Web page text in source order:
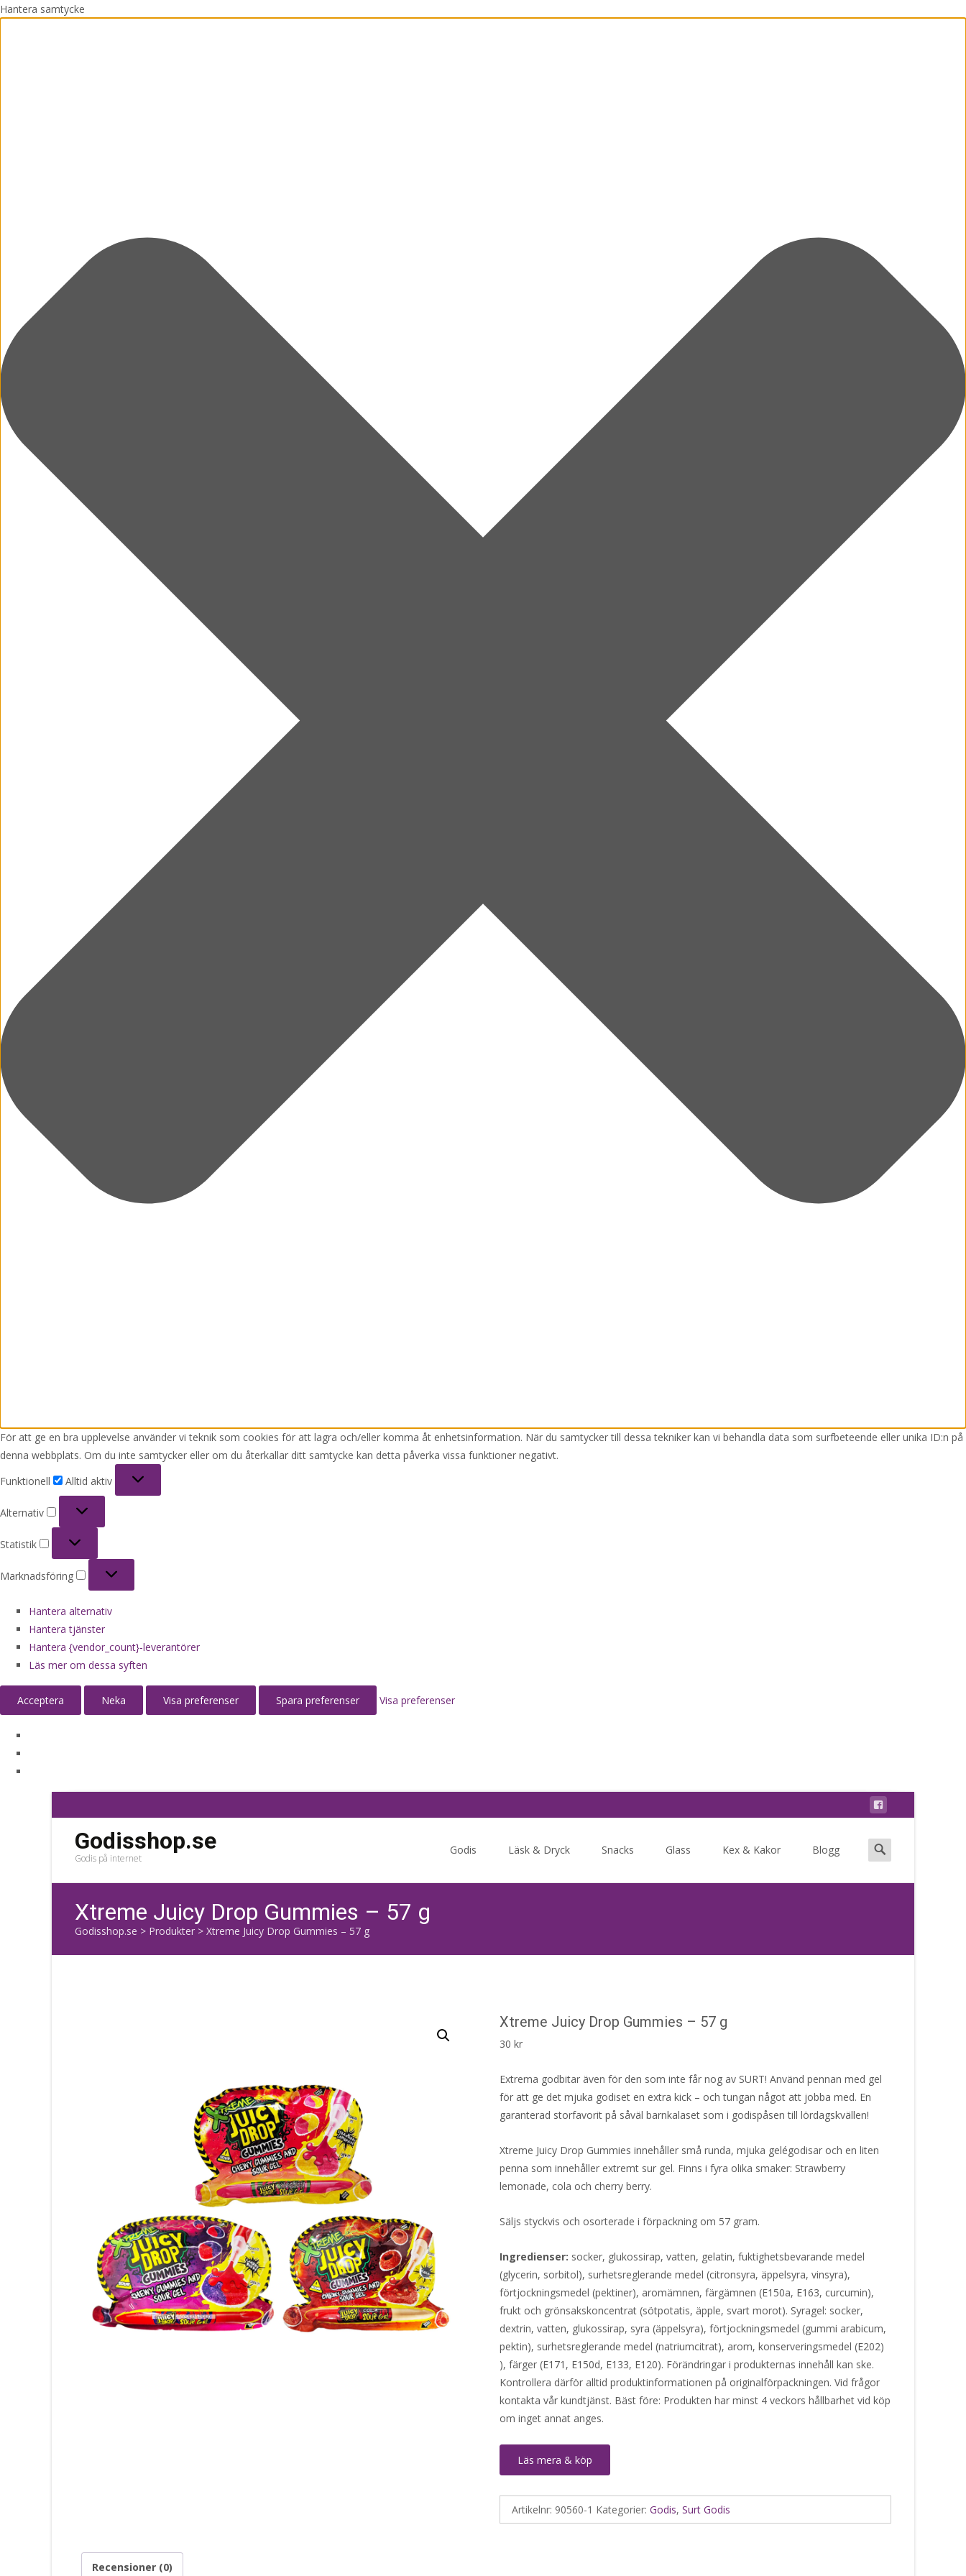
Hantera samtycke
För att ge en bra upplevelse använder vi teknik som cookies för att lagra och/eller komma åt enhetsinformation. När du samtycker till dessa tekniker kan vi behandla data som surfbeteende eller unika ID:n på
denna webbplats. Om du inte samtycker eller om du återkallar ditt samtycke kan detta påverka vissa funktioner negativt.
Funktionell
Alltid aktiv
Alternativ
Statistik
Marknadsföring
Hantera alternativ
Hantera tjänster
Hantera {vendor_count}-leverantörer
Läs mer om dessa syften
Acceptera Neka Visa preferenser Spara preferenser Visa preferenser
Godisshop.se
Godis på internet
Godis Läsk & Dryck Snacks Glass Kex & Kakor Blogg
Search
for:
Xtreme Juicy Drop Gummies – 57 g
Godisshop.se > Produkter > Xtreme Juicy Drop Gummies – 57 g
Xtreme Juicy Drop Gummies – 57 g
30 kr
Extrema godbitar även för den som inte får nog av SURT! Använd pennan med gel
för att ge det mjuka godiset en extra kick – och tungan något att jobba med. En
garanterad storfavorit på såväl barnkalaset som i godispåsen till lördagskvällen!
Xtreme Juicy Drop Gummies innehåller små runda, mjuka gelégodisar och en liten
penna som innehåller extremt sur gel. Finns i fyra olika smaker: Strawberry
lemonade, cola och cherry berry.
Säljs styckvis och osorterade i förpackning om 57 gram.
Ingredienser: socker, glukossirap, vatten, gelatin, fuktighetsbevarande medel
(glycerin, sorbitol), surhetsreglerande medel (citronsyra, äppelsyra, vinsyra),
förtjockningsmedel (pektiner), aromämnen, färgämnen (E150a, E163, curcumin),
frukt och grönsakskoncentrat (sötpotatis, äpple, svart morot). Syragel: socker,
dextrin, vatten, glukossirap, syra (äppelsyra), förtjockningsmedel (gummi arabicum,
pektin), surhetsreglerande medel (natriumcitrat), arom, konserveringsmedel (E202)
), färger (E171, E150d, E133, E120). Förändringar i produkternas innehåll kan ske.
Kontrollera därför alltid produktinformationen på originalförpackningen. Vid frågor
kontakta vår kundtjänst. Bäst före: Produkten har minst 4 veckors hållbarhet vid köp
om inget annat anges.
Läs mera & köp
Artikelnr: 90560-1 Kategorier: Godis, Surt Godis
Recensioner (0)